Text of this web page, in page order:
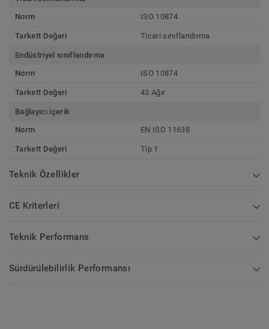
Norm
ISO 10874
Tarkett Değeri Ticari sınıflandırma
Endüstriyel sınıflandırma
Norm
ISO 10874
Tarkett Değeri 43 Ağır
Bağlayıcı içerik
Norm
EN ISO 11638
Tarkett Değeri Tip 1
Teknik Özellikler
CE Kriterleri
Teknik Performans
Sürdürülebilirlik Performansı